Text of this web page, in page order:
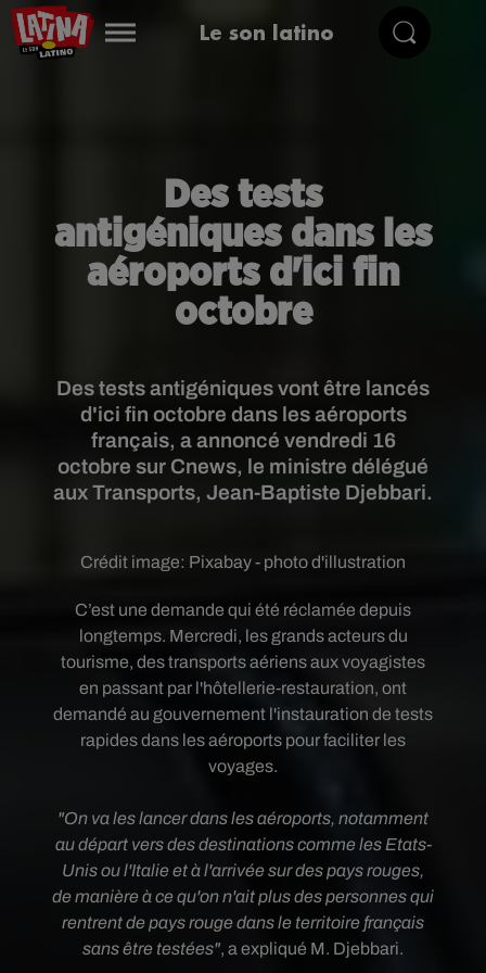
Le son latino
Des tests
antigéniques dans les
aéroports d'ici fin
octobre
Des tests antigéniques vont être lancés
d'ici fin octobre dans les aéroports
français, a annoncé vendredi 16
octobre sur Cnews, le ministre délégué
aux Transports, Jean-Baptiste Djebbari.
Crédit image: Pixabay - photo d'illustration
C’est une demande qui été réclamée depuis
longtemps. Mercredi, les grands acteurs du
tourisme, des transports aériens aux voyagistes
en passant par l'hôtellerie-restauration, ont
demandé au gouvernement l'instauration de tests
rapides dans les aéroports pour faciliter les
voyages.
"On va les lancer dans les aéroports, notamment
au départ vers des destinations comme les Etats-
Unis ou l'Italie et à l'arrivée sur des pays rouges,
de manière à ce qu'on n'ait plus des personnes qui
rentrent de pays rouge dans le territoire français
sans être testées", a expliqué M. Djebbari.